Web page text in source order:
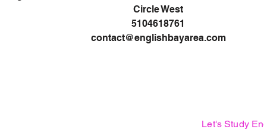
Circle West
5104618761
contact@englishbayarea.com
Let's Study